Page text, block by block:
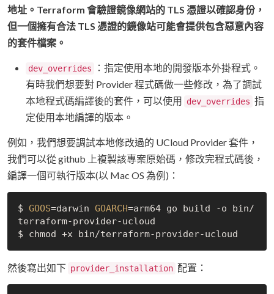
地址。Terraform 會驗證鏡像網站的 TLS 憑證以確認身份，
但一個擁有合法 TLS 憑證的鏡像站可能會提供包含惡意內容
的套件檔案。
dev_overrides
：指定使用本地的開發版本外掛程式。
有時我們想要對 Provider 程式碼做一些修改，為了調試
本地程式碼編譯後的套件，可以使用
dev_overrides 指
定使用本地編譯的版本。
例如，我們想要調試本地修改過的 UCloud Provider 套件，
我們可以從 github 上複製該專案原始碼，修改完程式碼後，
編譯一個可執行版本(以 Mac OS 為例)：
$ GOOS=darwin GOARCH=arm64 go build -o bin/
terraform-provider-ucloud
然後寫出如下 provider_installation 配置：